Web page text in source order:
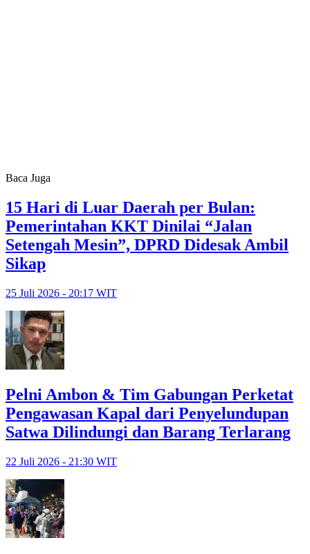
Baca Juga
15 Hari di Luar Daerah per Bulan:
Pemerintahan KKT Dinilai “Jalan
Setengah Mesin”, DPRD Didesak Ambil
Sikap
25 Juli 2026 - 20:17 WIT
Pelni Ambon & Tim Gabungan Perketat
Pengawasan Kapal dari Penyelundupan
Satwa Dilindungi dan Barang Terlarang
22 Juli 2026 - 21:30 WIT